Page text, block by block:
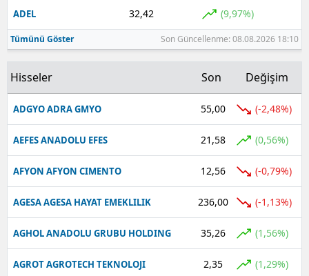
ADEL 32,42 (9,97%)
Tümünü Göster Son Güncellenme: 08.08.2026 18:10
Hisseler Son Değişim
ADGYO ADRA GMYO 55,00 (-2,48%)
AEFES ANADOLU EFES 21,58 (0,56%)
AFYON AFYON CIMENTO 12,56 (-0,79%)
AGESA AGESA HAYAT EMEKLILIK 236,00 (-1,13%)
AGHOL ANADOLU GRUBU HOLDING 35,26 (1,56%)
AGROT AGROTECH TEKNOLOJI 2,35 (1,29%)